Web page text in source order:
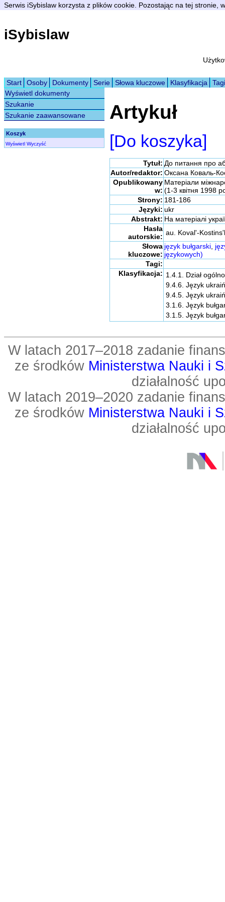
Serwis iSybislaw korzysta z plików cookie. Pozostając na tej stronie,
iSybislaw
Start Osoby Dokumenty Serie Słowa kluczowe Klasyfikacja
Tagi
Wyświetl dokumenty
Szukanie
Szukanie zaawansowane
Koszyk
Wyświetl Wyczyść
Artykuł
[Do koszyka]
Tytuł: До питання про
Autor/redaktor: Оксана Коваль-
Opublikowany
w:
Матеріали
(1-3 квітня 1998
Strony: 181-186
Języki: ukr
Abstrakt: На матеріалі
Hasła
autorskie: au. Koval'-
Słowa
kluczowe:
język bułgarski,
językowych)
Tagi:
Klasyfikacja: 1.4.1. Dział
9.4.6. Język
9.4.5. Język
3.1.6. Język
3.1.5. Język
W latach 2017–2018 zadanie
ze środków Ministerstwa Nauki i
działalność
W latach 2019–2020 zadanie
ze środków Ministerstwa Nauki i
działalność